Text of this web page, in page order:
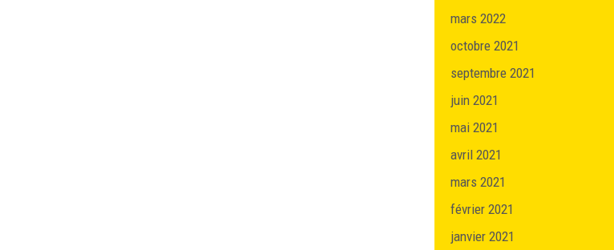
mars 2022
octobre 2021
septembre 2021
juin 2021
mai 2021
avril 2021
mars 2021
février 2021
janvier 2021